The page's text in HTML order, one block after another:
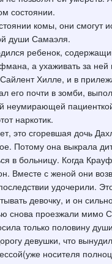
состоянии.
комы, они
души Самаэля.
ребенок,
а ухаживать за ней
Хилле, и в
почти в зомби,
неумирающей
наркотик.
это сгоревшая дочь
Потому она выкрала
в больницу. Когда
Вместе с женой они
удочерили.
девочку, и он
снова проезжали мимо
только половину
девушки, что
носителя